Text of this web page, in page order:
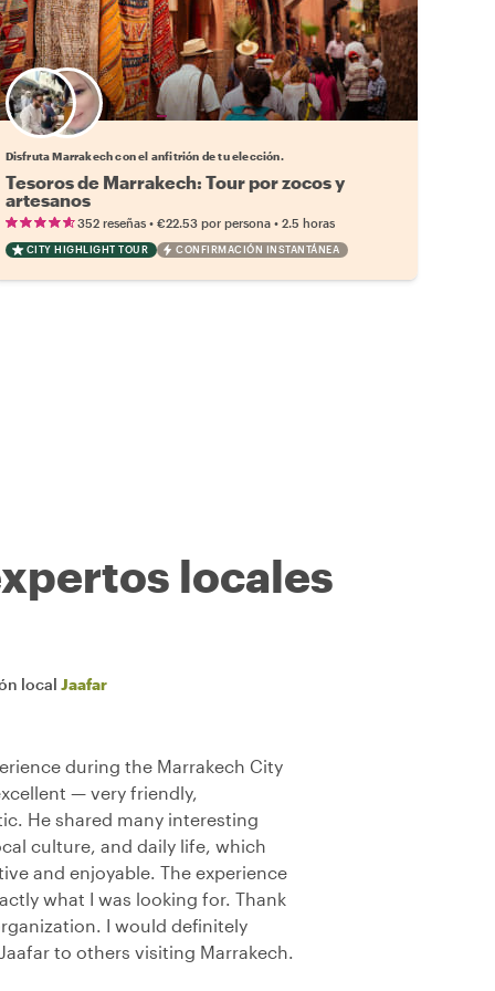
Elige tu local favorito
Disfruta Marrakech con el anfitrión de tu elección.
Tesoros de Marrakech: Tour por zocos y
artesanos
352 reseñas• €22.53 por persona• 2.5 horas
CITY HIGHLIGHT TOUR CONFIRMACIÓN INSTANTÁNEA
locales
local Jaafar
during the Marrakech City
— very friendly,
He shared many interesting
culture, and daily life, which
and enjoyable. The experience
what I was looking for. Thank
I would definitely
to others visiting Marrakech.